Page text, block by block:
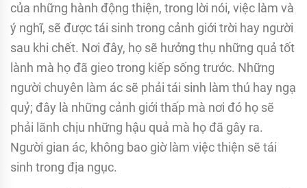
của những hành động thiện, trong lời nói, việc làm và
ý nghĩ, sẽ được tái sinh trong cảnh giới trời hay người
sau khi chết. Nơi đây, họ sẽ hưởng thụ những quả tốt
lành mà họ đã gieo trong kiếp sống trước. Những
người chuyên làm ác sẽ phải tái sinh làm thú hay ngạ
quỷ; đây là những cảnh giới thấp mà nơi đó họ sẽ
phải lãnh chịu những hậu quả mà họ đã gây ra.
Người gian ác, không bao giờ làm việc thiện sẽ tái
sinh trong địa ngục.